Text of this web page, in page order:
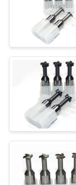
MAPPA
SITO
PRIVACY
POLICY